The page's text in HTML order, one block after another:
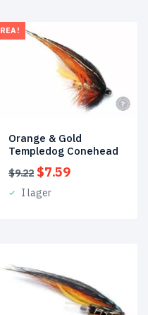
REA!
Orange & Gold
Templedog Conehead
$9.22 Det
ursprungliga
priset
$7.59Det
I lager